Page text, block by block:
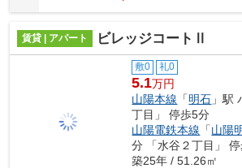
賃貸 | アパート ビレッジコートⅡ
敷0 礼0
5.1万円
山陽本線 「明石 」駅
丁目」 停歩5分
山陽電鉄本線 「山陽
分 「水谷２丁目」
築25年 / 51.26㎡